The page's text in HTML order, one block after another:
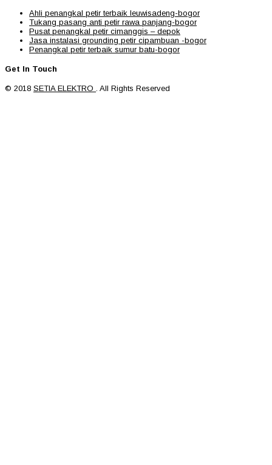
Ahli penangkal petir terbaik leuwisadeng-bogor
Tukang pasang anti petir rawa panjang-bogor
Pusat penangkal petir cimanggis – depok
Jasa instalasi grounding petir cipambuan -bogor
Penangkal petir terbaik sumur batu-bogor
Get In Touch
© 2018 SETIA ELEKTRO . All Rights Reserved